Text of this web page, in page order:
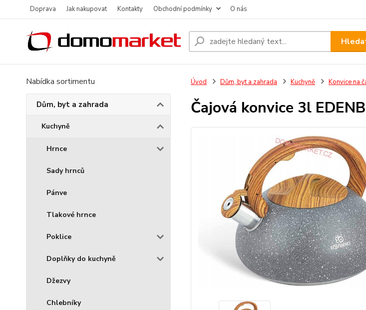
Doprava Jak nakupovat Kontakty Obchodní podmínky O nás
Nabídka sortimentu
Dům, byt a zahrada
Kuchyně
Hrnce
Sady hrnců
Pánve
Tlakové hrnce
Poklice
Doplňky do kuchyně
Džezvy
Chlebníky
Úvod Dům, byt a zahrada Kuchyně Konvice na
Čajová konvice 3l